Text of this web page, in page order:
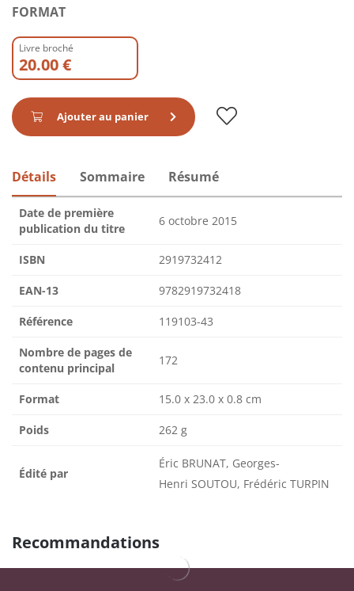
FORMAT
Livre broché
20.00 €
Ajouter au panier
Détails Sommaire Résumé
Date de première
publication du titre
6 octobre 2015
ISBN 2919732412
EAN-13 9782919732418
Référence 119103-43
Nombre de pages de
contenu principal
172
Format 15.0 x 23.0 x 0.8 cm
Poids 262 g
Édité par
Éric BRUNAT, Georges-
Henri SOUTOU, Frédéric TURPIN
Recommandations